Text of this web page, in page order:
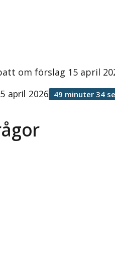
om förslag 15 april
april 2026 49 minuter 34